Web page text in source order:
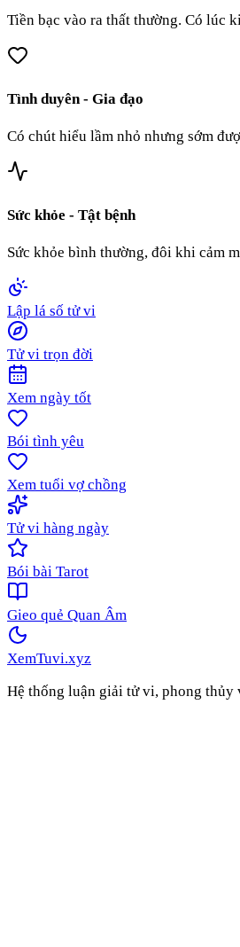
Tiền bạc vào ra thất thường. Có lúc
Tình duyên - Gia đạo
Có chút hiểu lầm nhỏ nhưng sớm
Sức khỏe - Tật bệnh
Sức khỏe bình thường, đôi khi cảm
Lập lá số tử vi
Tử vi trọn đời
Xem ngày tốt
Bói tình yêu
Xem tuổi vợ chồng
Tử vi hàng ngày
Bói bài Tarot
Gieo quẻ Quan Âm
XemTuvi.xyz
Hệ thống luận giải tử vi, phong thủy